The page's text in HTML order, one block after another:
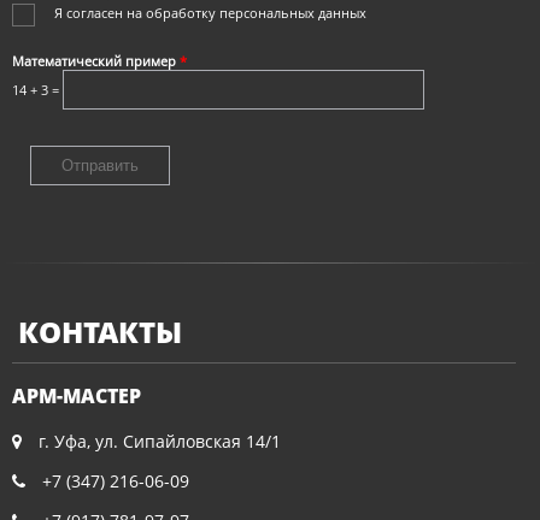
Я согласен на обработку персональных данных
Математический пример *
14 + 3 =
КОНТАКТЫ
АРМ-МАСТЕР
г. Уфа, ул. Сипайловская 14/1
+7 (347) 216-06-09